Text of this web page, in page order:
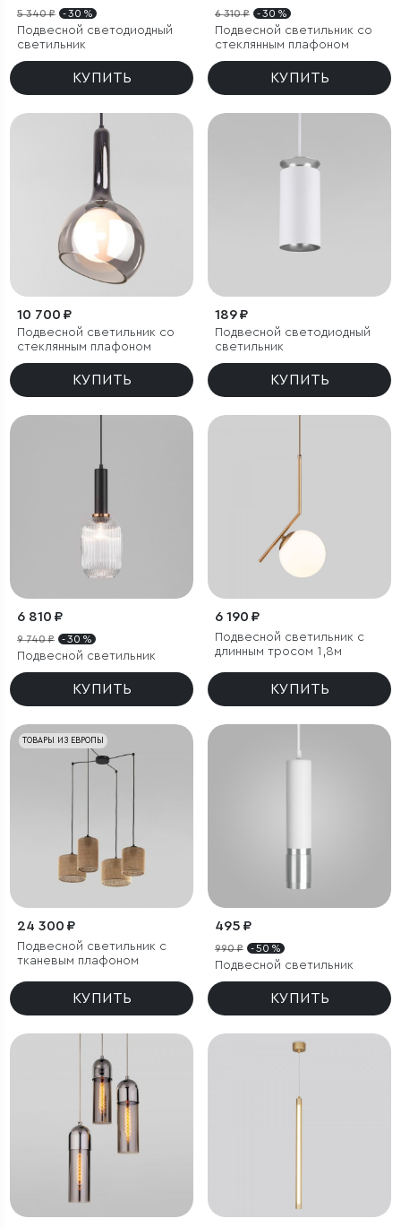
5 340 ₽ - 30 %
Подвесной светодиодный
светильник
КУПИТЬ
6 310 ₽ - 30 %
Подвесной светильник со
стеклянным плафоном
КУПИТЬ
10 700 ₽
Подвесной светильник со
стеклянным плафоном
КУПИТЬ
189 ₽
Подвесной светодиодный
светильник
КУПИТЬ
6 810 ₽
9 740 ₽ - 30 %
Подвесной светильник
КУПИТЬ
6 190 ₽
Подвесной светильник с
длинным тросом 1,8м
КУПИТЬ
ТОВАРЫ ИЗ ЕВРОПЫ
24 300 ₽
Подвесной светильник с
тканевым плафоном
КУПИТЬ
495 ₽
990 ₽ - 50 %
Подвесной светильник
КУПИТЬ